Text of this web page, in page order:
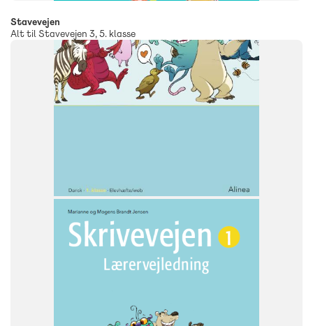
Stavevejen
Alt til Stavevejen 3, 5. klasse
SYSTEM
Skrivevejen